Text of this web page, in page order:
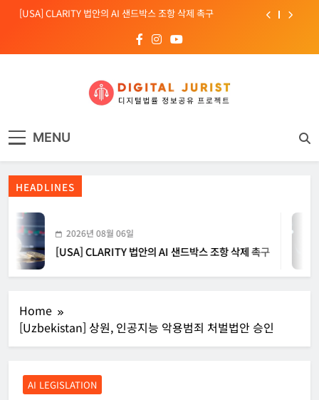
Skip[INTERPOL] 아프리카 사이버 범죄 55%가 AI 이용
[소청백의 노동&사람] 삼성SDS 노동조합 설립을 바라보며
[USA] CLARITY 법안의 AI 샌드박스 조항 삭제 촉구
[INTERPOL] 아프리카 사이버 범죄 55%가 AI 이용
[소청백의 노동&사람] 삼성SDS 노동조합 설립을 바라보며
MENU
HEADLINES
2026년 08월 06일
[USA] CLARITY 법안의 AI 샌드박스 조항 삭제 촉구
Home
[Uzbekistan] 상원, 인공지능 악용범죄 처벌법안 승인
AI LEGISLATION